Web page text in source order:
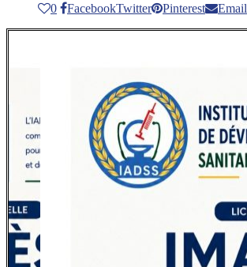
0 FacebookTwitter Pinterest Email